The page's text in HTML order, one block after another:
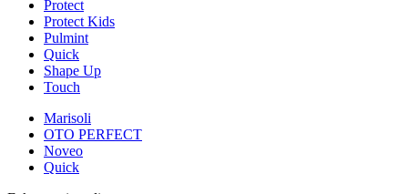
Protect
Protect Kids
Pulmint
Quick
Shape Up
Touch
Marisoli
OTO PERFECT
Noveo
Quick